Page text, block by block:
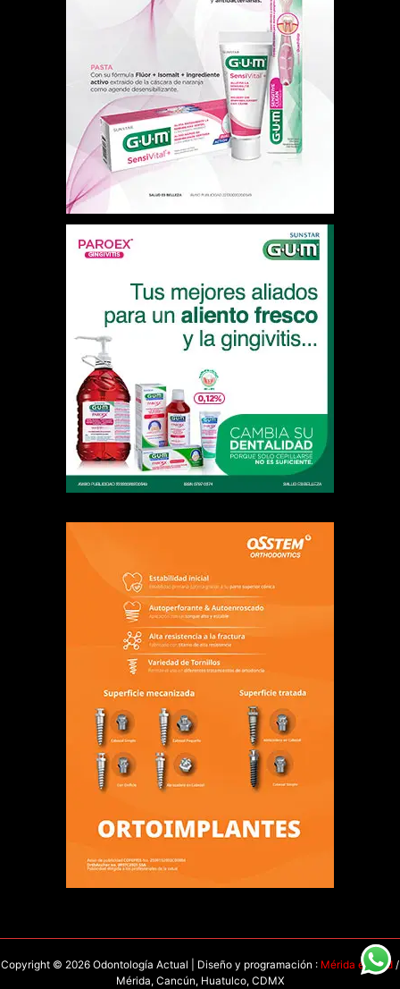
Copyright © 2026 Odontología Actual | Diseño y programación : Mérida en Red /
Mérida, Cancún, Huatulco, CDMX